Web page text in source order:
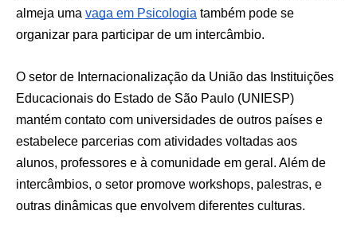
almeja uma vaga em Psicologia também pode se
organizar para participar de um intercâmbio.
O setor de Internacionalização da União das Instituições
Educacionais do Estado de São Paulo (UNIESP)
mantém contato com universidades de outros países e
estabelece parcerias com atividades voltadas aos
alunos, professores e à comunidade em geral. Além de
intercâmbios, o setor promove workshops, palestras, e
outras dinâmicas que envolvem diferentes culturas.